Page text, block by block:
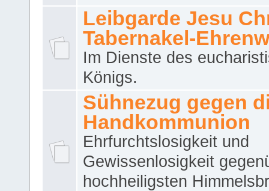
Leibgarde Jesu
Tabernakel-
Im Dienste des
Königs.
Sühnezug gegen
Handkommunion
Ehrfurchtslosigkeit und
Gewissenlosigkeit
hochheiligsten